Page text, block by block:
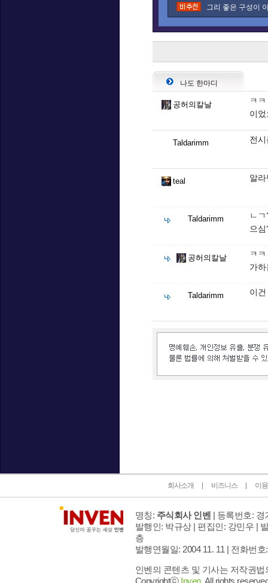
그리 좋은 구성이
나도 한마디
공허의칼날
ㅋ
이
Taldarimm 전
teal 알
Taldarimm
ㄴ
으심
공허의칼날
ㅋ
가
Taldarimm 이
회사소개 비즈니스 이
명칭: 주식회사 인벤 | 등록번호: 경
발행인: 박규상 | 편집인: 강민우 |
층
발행연월일: 2004 11. 11 | 전화번호
인벤의 콘텐츠 및 기사는 저작권
Copyrightⓒ Inven. All rights